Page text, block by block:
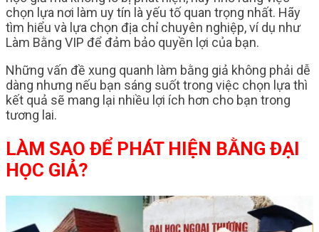
chọn lựa nơi làm uy tín là yếu tố quan trọng nhất. Hãy
tìm hiểu và lựa chọn địa chỉ chuyên nghiệp, ví dụ như
Làm Bằng VIP để đảm bảo quyền lợi của bạn.
Những vấn đề xung quanh làm bằng giả không phải dễ
dàng nhưng nếu bạn sáng suốt trong việc chọn lựa thì
kết quả sẽ mang lại nhiều lợi ích hơn cho bạn trong
tương lai.
LÀM SAO ĐỂ PHÁT HIỆN BẰNG ĐẠI
HỌC GIẢ?